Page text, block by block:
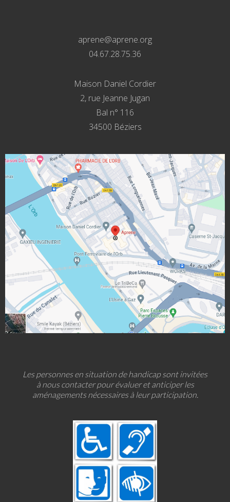
aprene@aprene.org
04.67.28.75.36
Maison Daniel Cordier
2, rue Jeanne Jugan
Bal n° 116
34500 Béziers
Les personnes en situation de handicap sont invitées
à nous contacter pour évaluer et anticiper les
aménagements nécessaires à leur participation.